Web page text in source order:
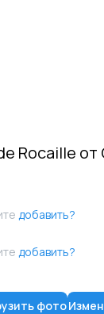
Rocaille от
добавить?
добавить?
фото